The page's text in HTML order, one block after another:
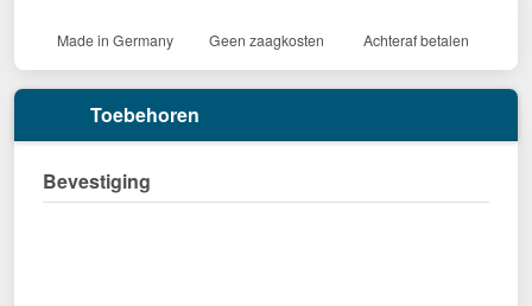
Made in Germany Geen zaagkosten Achteraf betalen
Toebehoren
Bevestiging